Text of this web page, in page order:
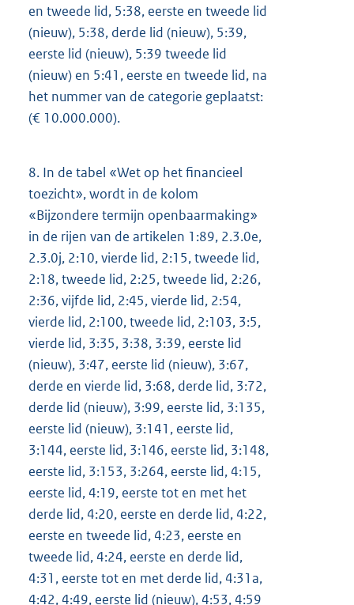
en tweede lid, 5:38, eerste en tweede lid
(nieuw), 5:38, derde lid (nieuw), 5:39,
eerste lid (nieuw), 5:39 tweede lid
(nieuw) en 5:41, eerste en tweede lid, na
het nummer van de categorie geplaatst:
(€ 10.000.000).
8. In de tabel «Wet op het financieel
toezicht», wordt in de kolom
«Bijzondere termijn openbaarmaking»
in de rijen van de artikelen 1:89, 2.3.0e,
2.3.0j, 2:10, vierde lid, 2:15, tweede lid,
2:18, tweede lid, 2:25, tweede lid, 2:26,
2:36, vijfde lid, 2:45, vierde lid, 2:54,
vierde lid, 2:100, tweede lid, 2:103, 3:5,
vierde lid, 3:35, 3:38, 3:39, eerste lid
(nieuw), 3:47, eerste lid (nieuw), 3:67,
derde en vierde lid, 3:68, derde lid, 3:72,
derde lid (nieuw), 3:99, eerste lid, 3:135,
eerste lid (nieuw), 3:141, eerste lid,
3:144, eerste lid, 3:146, eerste lid, 3:148,
eerste lid, 3:153, 3:264, eerste lid, 4:15,
eerste lid, 4:19, eerste tot en met het
derde lid, 4:20, eerste en derde lid, 4:22,
eerste en tweede lid, 4:23, eerste en
tweede lid, 4:24, eerste en derde lid,
4:31, eerste tot en met derde lid, 4:31a,
4:42, 4:49, eerste lid (nieuw), 4:53, 4:59